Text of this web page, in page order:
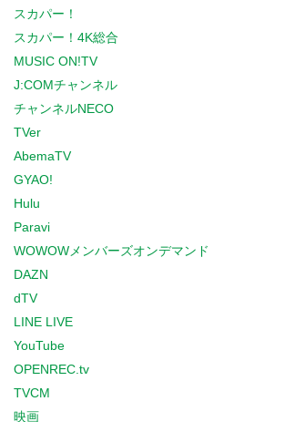
スカパー！
スカパー！4K総合
MUSIC ON!TV
J:COMチャンネル
チャンネルNECO
TVer
AbemaTV
GYAO!
Hulu
Paravi
WOWOWメンバーズオンデマンド
DAZN
dTV
LINE LIVE
YouTube
OPENREC.tv
TVCM
映画